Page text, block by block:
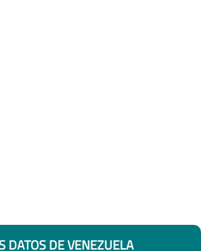
DATOS DE VENEZUELA